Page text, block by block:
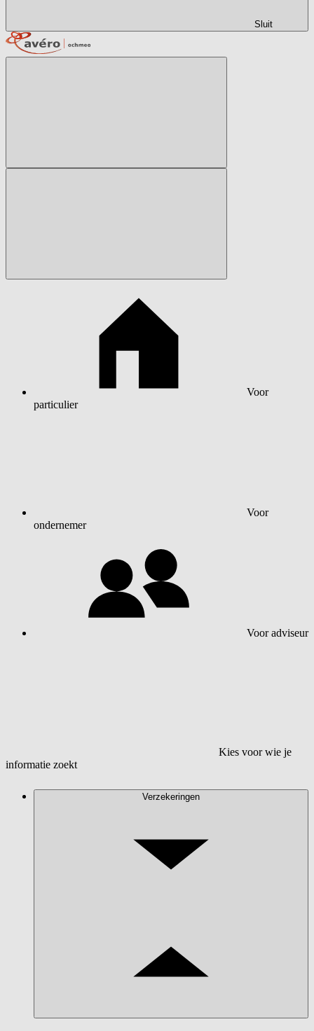
Sluit
Voor
particulier
Voor
ondernemer
Voor adviseur
Kies voor wie je
informatie zoekt
Verzekeringen